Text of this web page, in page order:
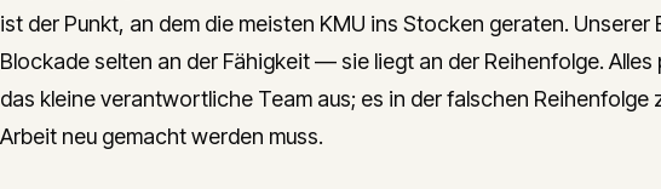
ist der Punkt, an dem die meisten KMU ins Stocken geraten. Unserer
Blockade selten an der Fähigkeit — sie liegt an der Reihenfolge.
das kleine verantwortliche Team aus; es in der falschen Reihenfolge
Arbeit neu gemacht werden muss.